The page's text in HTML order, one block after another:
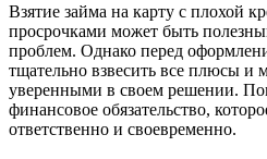
Взятие займа на карту с плохой
просрочками может быть
проблем. Однако перед
тщательно взвесить все плюсы и
уверенными в своем решении.
финансовое обязательство,
ответственно и своевременно.